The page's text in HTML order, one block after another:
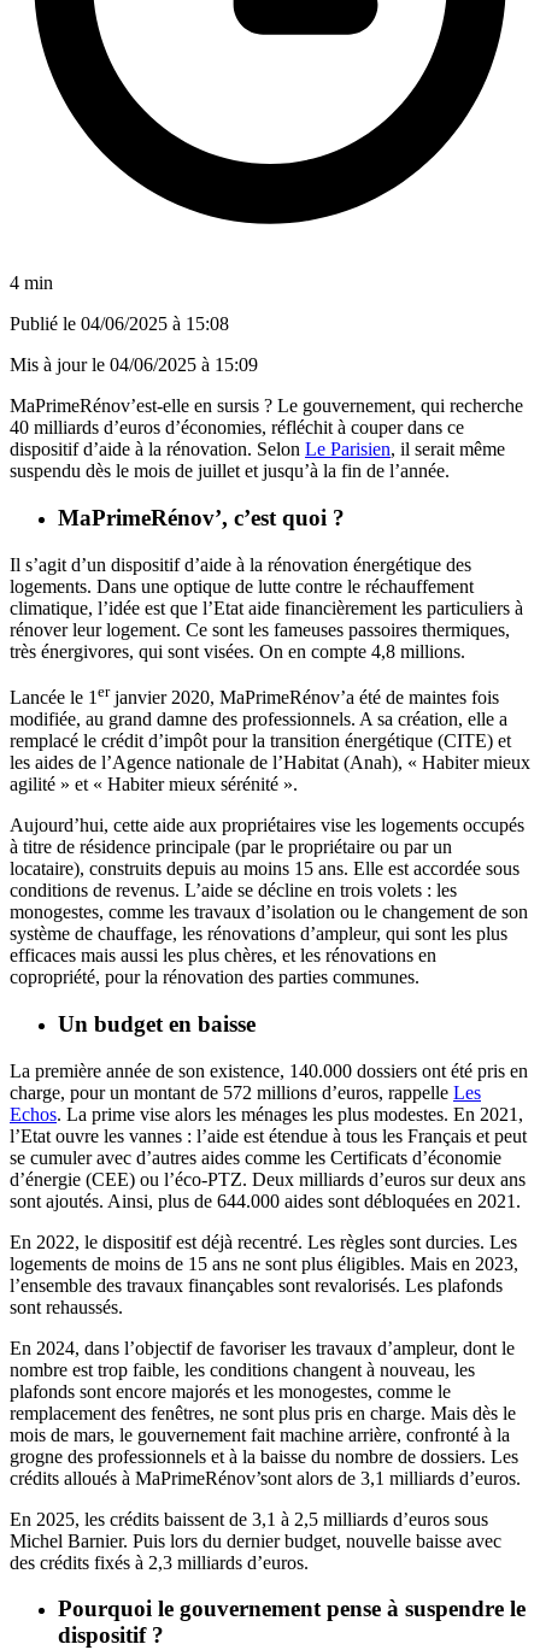
4 min
Publié le 04/06/2025 à 15:08
Mis à jour le 04/06/2025 à 15:09
MaPrimeRénov’est-elle en sursis ? Le gouvernement, qui recherche
40 milliards d’euros d’économies, réfléchit à couper dans ce
dispositif d’aide à la rénovation. Selon Le Parisien, il serait même
suspendu dès le mois de juillet et jusqu’à la fin de l’année.
MaPrimeRénov’, c’est quoi ?
Il s’agit d’un dispositif d’aide à la rénovation énergétique des
logements. Dans une optique de lutte contre le réchauffement
climatique, l’idée est que l’Etat aide financièrement les particuliers à
rénover leur logement. Ce sont les fameuses passoires thermiques,
très énergivores, qui sont visées. On en compte 4,8 millions.
Lancée le 1 erjanvier 2020, MaPrimeRénov’a été de maintes fois
modifiée, au grand damne des professionnels. A sa création, elle a
remplacé le crédit d’impôt pour la transition énergétique (CITE) et
les aides de l’Agence nationale de l’Habitat (Anah), « Habiter mieux
agilité » et « Habiter mieux sérénité ».
Aujourd’hui, cette aide aux propriétaires vise les logements occupés
à titre de résidence principale (par le propriétaire ou par un
locataire), construits depuis au moins 15 ans. Elle est accordée sous
conditions de revenus. L’aide se décline en trois volets : les
monogestes, comme les travaux d’isolation ou le changement de son
système de chauffage, les rénovations d’ampleur, qui sont les plus
efficaces mais aussi les plus chères, et les rénovations en
copropriété, pour la rénovation des parties communes.
Un budget en baisse
La première année de son existence, 140.000 dossiers ont été pris en
charge, pour un montant de 572 millions d’euros, rappelle Les
Echos. La prime vise alors les ménages les plus modestes. En 2021,
l’Etat ouvre les vannes : l’aide est étendue à tous les Français et peut
se cumuler avec d’autres aides comme les Certificats d’économie
d’énergie (CEE) ou l’éco-PTZ. Deux milliards d’euros sur deux ans
sont ajoutés. Ainsi, plus de 644.000 aides sont débloquées en 2021.
En 2022, le dispositif est déjà recentré. Les règles sont durcies. Les
logements de moins de 15 ans ne sont plus éligibles. Mais en 2023,
l’ensemble des travaux finançables sont revalorisés. Les plafonds
sont rehaussés.
En 2024, dans l’objectif de favoriser les travaux d’ampleur, dont le
nombre est trop faible, les conditions changent à nouveau, les
plafonds sont encore majorés et les monogestes, comme le
remplacement des fenêtres, ne sont plus pris en charge. Mais dès le
mois de mars, le gouvernement fait machine arrière, confronté à la
grogne des professionnels et à la baisse du nombre de dossiers. Les
crédits alloués à MaPrimeRénov’sont alors de 3,1 milliards d’euros.
En 2025, les crédits baissent de 3,1 à 2,5 milliards d’euros sous
Michel Barnier. Puis lors du dernier budget, nouvelle baisse avec
des crédits fixés à 2,3 milliards d’euros.
Pourquoi le gouvernement pense à suspendre le
dispositif ?